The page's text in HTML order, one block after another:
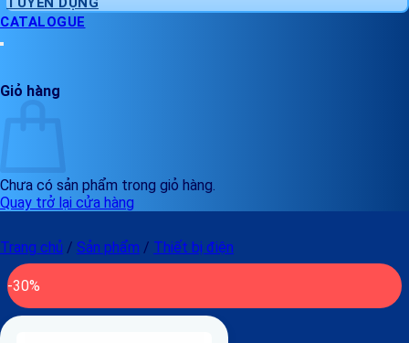
CATALOGUE
Giỏ hàng
Chưa có sản phẩm trong giỏ hàng.
Quay trở lại cửa hàng
Trang chủ / Sản phẩm / Thiết bị điện
-30%